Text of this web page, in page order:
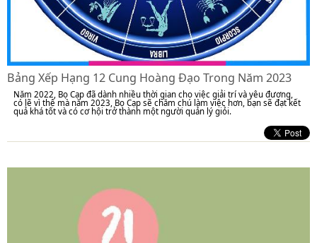
Bảng Xếp Hạng 12 Cung Hoàng Đạo Trong Năm 2023
Năm 2022, Bọ Cạp đã dành nhiều thời gian cho việc giải trí và yêu đương,
có lẽ vì thế mà năm 2023, Bọ Cạp sẽ chăm chú làm việc hơn, bạn sẽ đạt kết
quả khá tốt và có cơ hội trở thành một người quản lý giỏi.